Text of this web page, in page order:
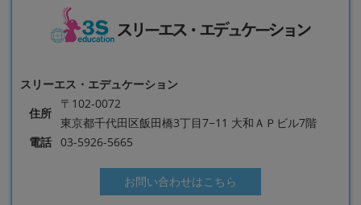
スリーエス・エデュケーション
住所
〒102-0072
東京都千代田区飯田橋3丁目7−11 大和ＡＰビル7階
電話 03-5926-5665
お問い合わせはこちら